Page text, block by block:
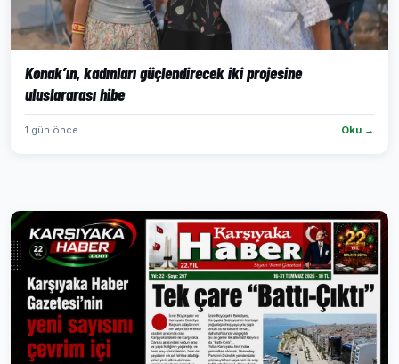
Konak’ın, kadınları güçlendirecek iki projesine
uluslararası hibe
1 gün önce Oku →